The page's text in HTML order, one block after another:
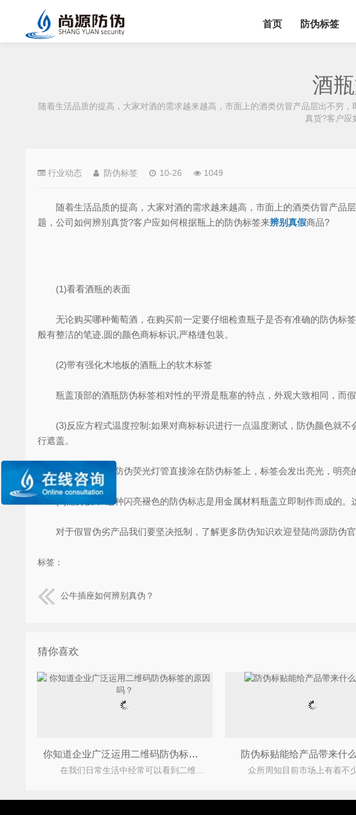
首页 防伪标签
酒
随着生活品质的提高，大家对酒的需求越来越高，市面上的酒类仿冒产品层出不穷
真货?客户应
行业动态 防伪标签 10-26 1049
随着生活品质的提高，大家对酒的需求越来越高，市面上的酒类仿冒产品
题，公司如何辨别真货?客户应如何根据瓶上的防伪标签来辨别真假商品?
(1)看看酒瓶的表面
无论购买哪种葡萄酒，在购买前一定要仔细检查瓶子是否有准确的防伪标
般有整洁的笔迹,圆的颜色商标标识,严格缝包装。
(2)带有强化木地板的酒瓶上的软木标签
瓶盖顶部的酒瓶防伪标签相对性的平滑是瓶塞的特点，外观大致相同，而假
(3)反应方程式温度控制:如果对商标标识进行一点温度测试，防伪颜色就不
行遮盖。
(4)明型:将特种防伪荧光灯管直接涂在防伪标签上，标签会发出亮光，明亮
(5)隐身技术:这种闪亮褪色的防伪标志是用金属材料瓶盖立即制作而成的。
对于假冒伪劣产品我们要坚决抵制，了解更多防伪知识欢迎登陆尚源防伪
标签：
公牛插座如何辨别真伪？
猜你喜欢
你知道企业广泛运用二维码防伪标签的原因吗？
在我们日常生活中经常可以看到二维码，我们在产品的包装上面经常可以看到二维码防伪标签，很多企
防伪标贴能给产品带来什